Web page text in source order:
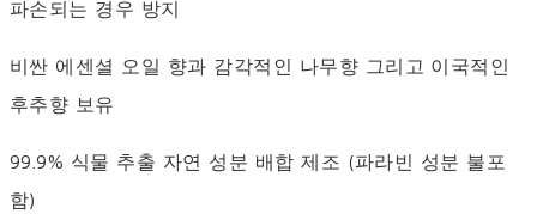
파손되는 경우 방지
비싼 에센셜 오일 향과 감각적인 나무향 그리고 이국적인
후추향 보유
99.9% 식물 추출 자연 성분 배합 제조 (파라빈 성분 불포
함)